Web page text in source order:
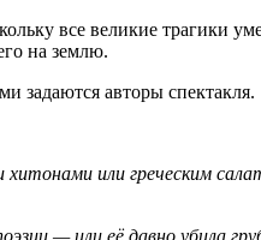
все великие трагики
на землю.
задаются авторы спектакля.
хитонами или греческим
— или её давно убила